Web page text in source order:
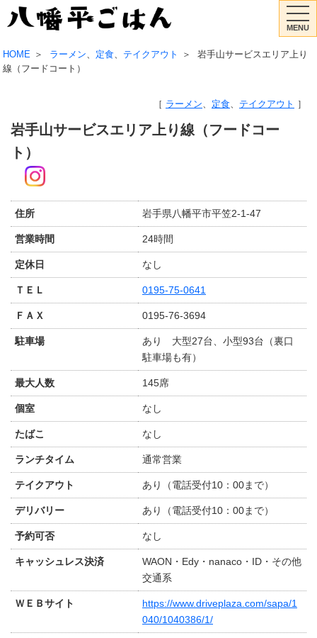
MENU
HOME ラーメン、 定食、 テイクアウト
岩手山サービスエリア上り
線（フードコート）
ラーメン、 定食、 テイクアウト
岩手山サービスエリア上り線（フードコー
ト）
住所 岩手県八幡平市平笠2-1-47
営業時間 24時間
定休日 なし
ＴＥＬ 0195-75-0641
ＦＡＸ 0195-76-3694
駐車場
あり 大型27台、小型93台（裏口
駐車場も有）
最大人数 145席
個室 なし
たばこ なし
ランチタイム 通常営業
テイクアウト あり（電話受付10：00まで）
デリバリー あり（電話受付10：00まで）
予約可否 なし
キャッシュレス決済
WAON・Edy・nanaco・ID・その他
交通系
ＷＥＢサイト
https://www.driveplaza.com/sapa/1
040/1040386/1/